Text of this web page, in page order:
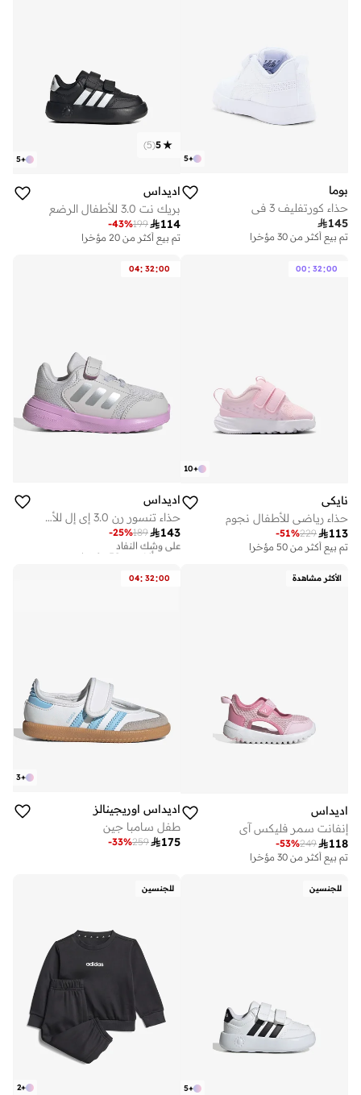
+
5
بوما
حذاء كورتفليف 3 في
145
تم بيع أكثر من 30 مؤخرا
+
5
5
(
5
)
اديداس
بريك نت 3.0 للأطفال الرضع
114
199
-43%
تم بيع أكثر من 20 مؤخرا
00: 32:00
+
10
نايكي
حذاء رياضي للأطفال نجوم
113
229
-51%
تم بيع أكثر من 50 مؤخرا
04: 32:00
اديداس
حذاء تنسور رن 3.0 إي إل للأطفال
143
189
-25%
على وشك النفاد
تم بيع أكثر من 50 مؤخرا
الأكثر مشاهدة
اديداس
إنفانت سمر فليكس آي
118
249
-53%
تم بيع أكثر من 30 مؤخرا
04: 32:00
+
3
اديداس اوريجينالز
طفل سامبا جين
175
259
-33%
للجنسين
+
5
للجنسين
+
2